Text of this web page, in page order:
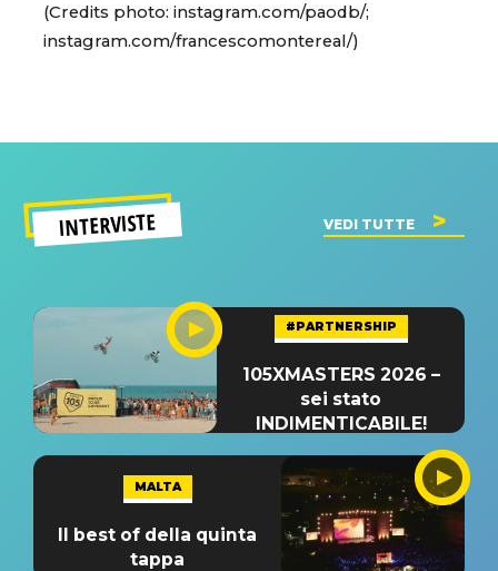
(Credits photo: instagram.com/paodb/;
instagram.com/francescomontereal/)
INTERVISTE VEDI TUTTE
#PARTNERSHIP
105XMASTERS 2026 –
sei stato
INDIMENTICABILE!
MALTA
Il best of della quinta
tappa